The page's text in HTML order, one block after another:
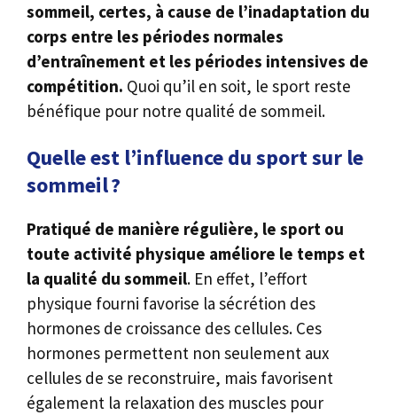
sommeil, certes, à cause de l’inadaptation du
corps entre les périodes normales
d’entraînement et les périodes intensives de
compétition. Quoi qu’il en soit, le sport reste
bénéfique pour notre qualité de sommeil.
Quelle est l’influence du sport sur le
sommeil ?
Pratiqué de manière régulière, le sport ou
toute activité physique améliore le temps et
la qualité du sommeil. En effet, l’effort
physique fourni favorise la sécrétion des
hormones de croissance des cellules. Ces
hormones permettent non seulement aux
cellules de se reconstruire, mais favorisent
également la relaxation des muscles pour